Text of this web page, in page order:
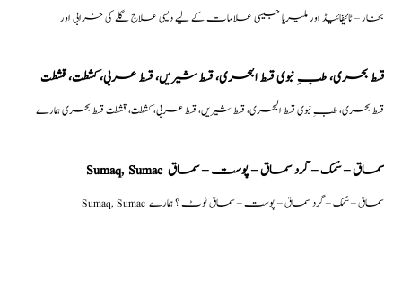
بخار – ٹائیفائیڈ اور ملیریا جیسی علامات کے لیے دیسی علاج گلے کی خرابی اور
قسط بحری، طبِ نبوی قسط البحری، قسط شیریں، قسط عربی، كشطت، قشطت
قسط بحری، طبِ نبوی قسط البحری، قسط شیریں، قسط عربی، كشطت، قشطت قسط بحری ہمارے
Sumaq, Sumac سماق – سُمک – گرد سماق – پوست – سماق
Sumaq, Sumac سماق – سُمک – گرد سماق – پوست – سماق نوٹ ؟ ہمارے